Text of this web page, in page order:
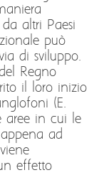
altri Paesi
può
di sviluppo.
Regno
il loro inizio
(E.
aree in cui le
ad
effetto